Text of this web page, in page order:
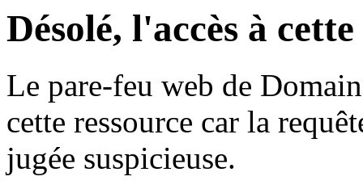
Désolé, l'accès à
Le pare-feu web de
cette ressource car la
jugée suspicieuse.